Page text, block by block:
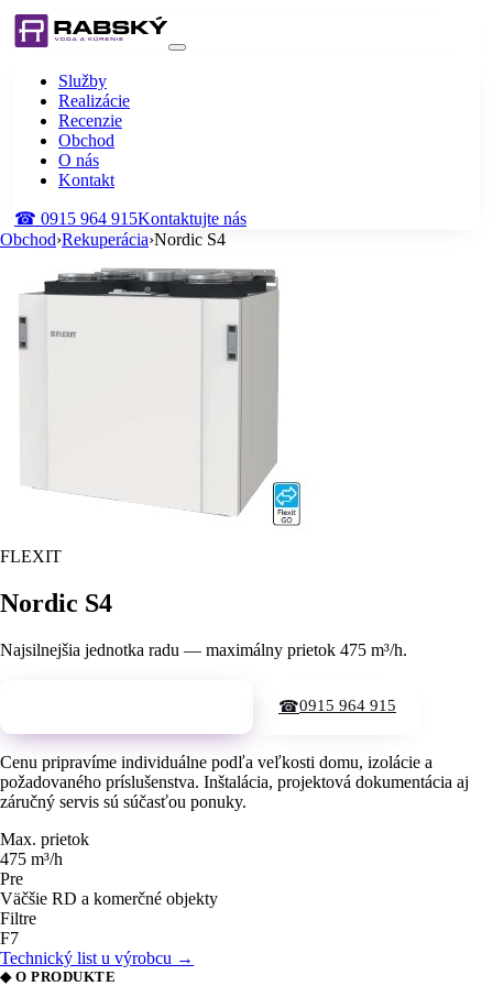
Služby
Realizácie
Recenzie
Obchod
O nás
Kontakt
☎ 0915 964 915Kontaktujte nás
Obchod›Rekuperácia›Nordic S4
FLEXIT
Nordic S4
Najsilnejšia jednotka radu — maximálny prietok 475 m³/h.
☎0915 964 915
Cenu pripravíme individuálne podľa veľkosti domu, izolácie a
požadovaného príslušenstva. Inštalácia, projektová dokumentácia aj
záručný servis sú súčasťou ponuky.
Max. prietok
475 m³/h
Pre
Väčšie RD a komerčné objekty
Filtre
F7
Technický list u výrobcu →
◆ O PRODUKTE